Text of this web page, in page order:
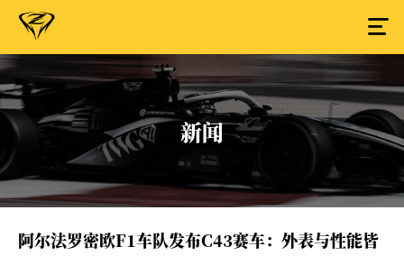
新闻
阿尔法罗密欧F1车队发布C43赛车：外表与性能皆